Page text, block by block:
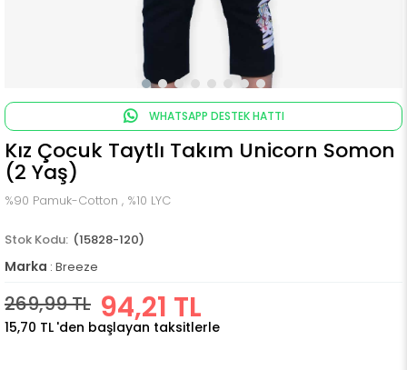
WHATSAPP DESTEK HATTI
Kız Çocuk Taytlı Takım Unicorn Somon
(2 Yaş)
%90 Pamuk-Cotton , %10 LYC
(15828-120)
Marka : Breeze
269,99 TL 94,21 TL
15,70 TL 'den başlayan taksitlerle